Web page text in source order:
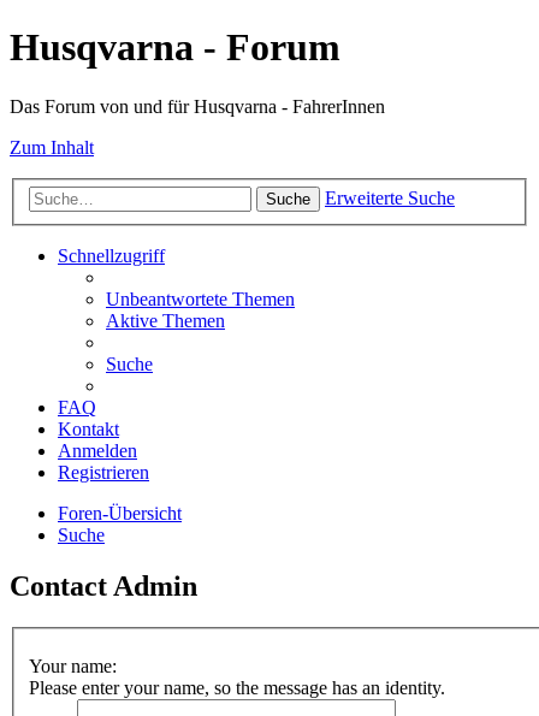
Husqvarna - Forum
Das Forum von und für Husqvarna - FahrerInnen
Zum Inhalt
Suche Erweiterte Suche
Schnellzugriff
Unbeantwortete Themen
Aktive Themen
Suche
FAQ
Kontakt
Anmelden
Registrieren
Foren-Übersicht
Suche
Contact Admin
Your name:
Please enter your name, so the message has an identity.